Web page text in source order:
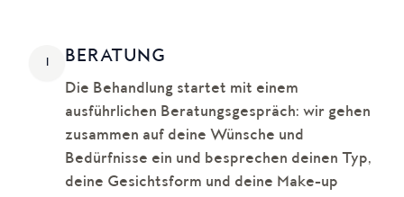
BERATUNG
Die Behandlung startet mit einem
ausführlichen Beratungsgespräch: wir gehen
zusammen auf deine Wünsche und
Bedürfnisse ein und besprechen deinen Typ,
deine Gesichtsform und deine Make-up